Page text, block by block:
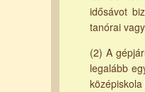
idősávot
tanórai
(2) A
legalább